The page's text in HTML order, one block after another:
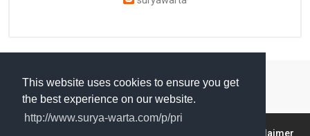
This website uses cookies to ensure you get
the best experience on our website.
http://www.surya-warta.com/p/pri
Disclaimer